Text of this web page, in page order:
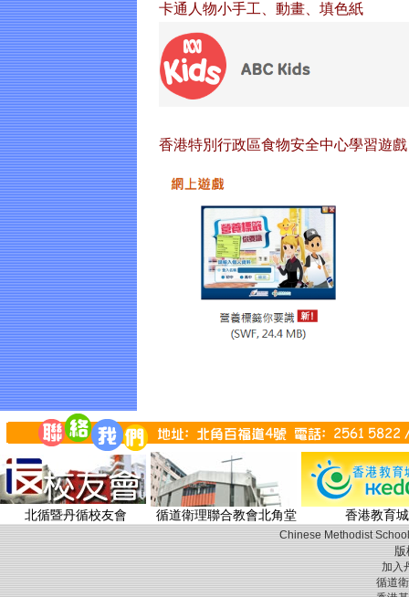
卡通人物小手工、動畫、填色紙
香港特別行政區食物安全中心學習遊戲
北循暨丹循校友會 循道衛理聯合教會北角堂 香港教育城
Chinese Methodist
版
加入
循道